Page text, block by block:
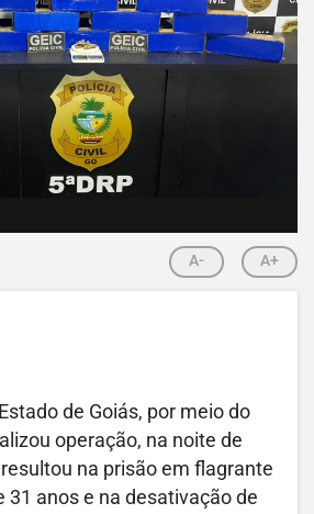
A- A+
de Goiás, por meio do
operação, na noite de
na prisão em flagrante
31 anos e na desativação de